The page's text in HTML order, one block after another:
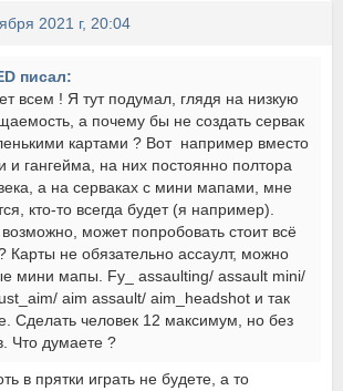
2021 г, 20:04
писал:
всем ! Я тут подумал, глядя на низкую
а почему бы не создать сервак
картами ? Вот например вместо
и гангейма, на них постоянно полтора
а на серваках с мини мапами, мне
кто-то всегда будет (я например).
может попробовать стоит всё
Карты не обязательно ассаулт, можно
мини мапы. Fy_ assaulting/ assault mini/
aim assault/ aim_headshot и так
Сделать человек 12 максимум, но без
Что думаете ?
в прятки играть не будете, а то